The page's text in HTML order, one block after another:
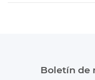
Boletín de